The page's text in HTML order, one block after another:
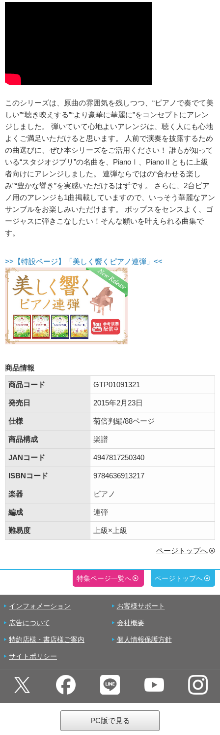
このシリーズは、原曲の雰囲気を残しつつ、“ピアノで奏でて美
しい”“聴き映えする”“より豪華に華麗に”をコンセプトにアレン
ジしました。 弾いていて心地よいアレンジは、聴く人にも心地
よくご満足いただけると思います。 人前で演奏を披露するため
の曲選びに、ぜひ本シリーズをご活用ください！ 誰もが知って
いる“スタジオジブリ”の名曲を、PianoⅠ、PianoⅡともに上級
者向けにアレンジしました。 連弾ならではの“合わせる楽し
み”“豊かな響き”を実感いただけるはずです。 さらに、2台ピア
ノ用のアレンジも1曲掲載していますので、いっそう華麗なアン
サンブルをお楽しみいただけます。 ポップスをセンスよく、ゴ
ージャスに弾きこなしたい！そんな願いを叶えられる曲集で
す。
>>【特設ページ】「美しく響くピアノ連弾」<<
商品情報
商品コード
GTP01091321
発売日 2015年2月23日
仕様 菊倍判縦/88ページ
商品構成 楽譜
JANコード 4947817250340
ISBNコード 9784636913217
楽器 ピアノ
編成 連弾
難易度 上級×上級
ページトップへ
特集ページ一覧へ ページトップへ
インフォメーション お客様サポート
広告について 会社概要
特約店様・書店様ご案内 個人情報保護方針
サイトポリシー
PC版で見る